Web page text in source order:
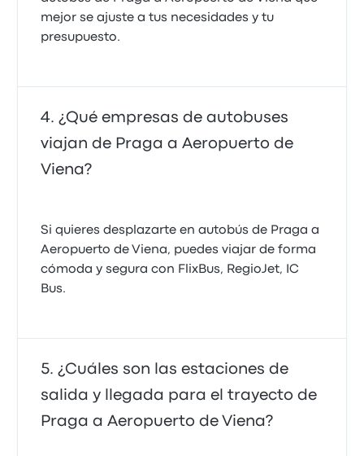
mejor se ajuste a tus necesidades y tu
presupuesto.
¿Qué empresas de autobuses
viajan de Praga a Aeropuerto de
Viena?
Si quieres desplazarte en autobús de Praga a
Aeropuerto de Viena, puedes viajar de forma
cómoda y segura con FlixBus, RegioJet, IC
Bus.
¿Cuáles son las estaciones de
salida y llegada para el trayecto de
Praga a Aeropuerto de Viena?